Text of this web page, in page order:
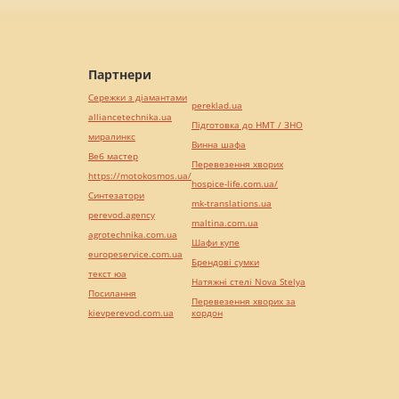
Партнери
Сережки з діамантами
alliancetechnika.ua
миралинкс
Веб мастер
https://motokosmos.ua/
Синтезатори
perevod.agency
agrotechnika.com.ua
europeservice.com.ua
текст юа
Посилання
kievperevod.com.ua
pereklad.ua
Підготовка до НМТ / ЗНО
Винна шафа
Перевезення хворих
hospice-life.com.ua/
mk-translations.ua
maltina.com.ua
Шафи купе
Брендові сумки
Натяжні стелі Nova Stelya
Перевезення хворих за
кордон